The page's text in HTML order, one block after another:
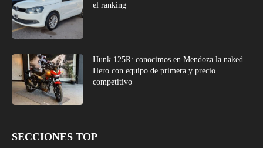
el ranking
Hunk 125R: conocimos en Mendoza la naked
Hero con equipo de primera y precio
competitivo
SECCIONES TOP